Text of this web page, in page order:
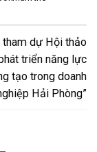
tham dự Hội thảo
triển năng lực
tạo trong doanh
Hải Phòng”